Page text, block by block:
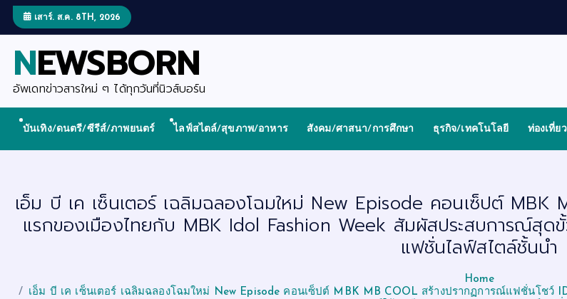
t
เสาร์. ส.ค. 8TH, 2026
NEWSBORN
อัพเดทข่าวสารใหม่ ๆ ได้ทุกวันที่นิวส์บอร์น
บันเทิง/ดนตรี/ซีรีส์/ภาพยนตร์ ไลฟ์สไตล์/สุขภาพ/อาหาร สังคม/ศาสนา/การศึกษา ธุรกิจ/เทคโนโลยี ท่องเที่ย
เอ็ม บี เค เซ็นเตอร์ เฉลิมฉลองโฉมใหม่ New Episode คอนเซ็ปต์
แรกของเมืองไทยกับ MBK Idol Fashion Week สัมผัสประสบการณ์สุ
แฟชั่นไลฟ์สไตล์ชั้นนำ
Home
เอ็ม บี เค เซ็นเตอร์ เฉลิมฉลองโฉมใหม่ New Episode คอนเซ็ปต์ MBK MB COOL สร้างปรากฏการณ์แฟชั่นโชว์